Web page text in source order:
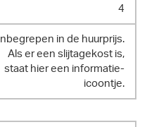
4
Inbegrepen in de huurprijs.
Als er een slijtagekost is,
staat hier een informatie-
icoontje.